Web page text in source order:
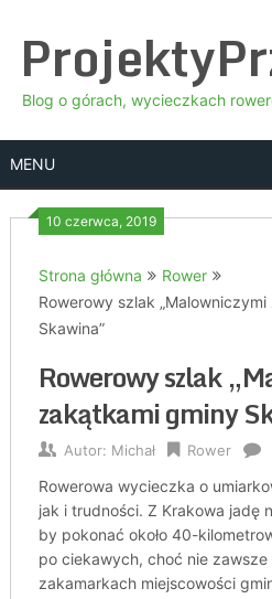
content
Blog o górach, wycieczkach
MENU
10 czerwca, 2019
Strona główna
Rower
Rowerowy szlak
Skawina”
Rowerowy szlak
zakątkami gminy
Autor: Michał Rower
Rowerowa wycieczka o
jak i trudności. Z Krakowa jadę
by pokonać około 40-
po ciekawych, choć nie zawsze
zakamarkach miejscowości